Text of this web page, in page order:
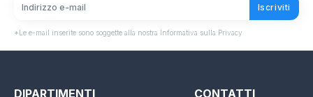
Iscriviti
*Le e-mail inserite sono soggette alla nostra Informativa sulla Privacy
DIPARTIMENTI CONTATTI